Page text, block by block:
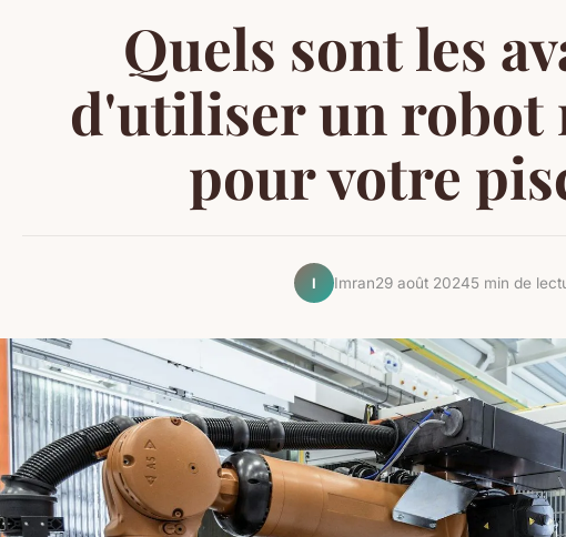
Quels sont les
d'utiliser un robot
pour votre
I Imran29 août 20245 min de